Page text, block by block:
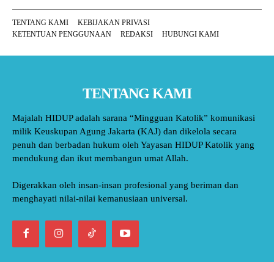
TENTANG KAMI
KEBIJAKAN PRIVASI
KETENTUAN PENGGUNAAN
REDAKSI HUBUNGI KAMI
TENTANG KAMI
Majalah HIDUP adalah sarana “Mingguan Katolik” komunikasi
milik Keuskupan Agung Jakarta (KAJ) dan dikelola secara
penuh dan berbadan hukum oleh Yayasan HIDUP Katolik yang
mendukung dan ikut membangun umat Allah.
Digerakkan oleh insan-insan profesional yang beriman dan
menghayati nilai-nilai kemanusiaan universal.